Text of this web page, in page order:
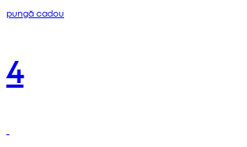
pungă cadou
4